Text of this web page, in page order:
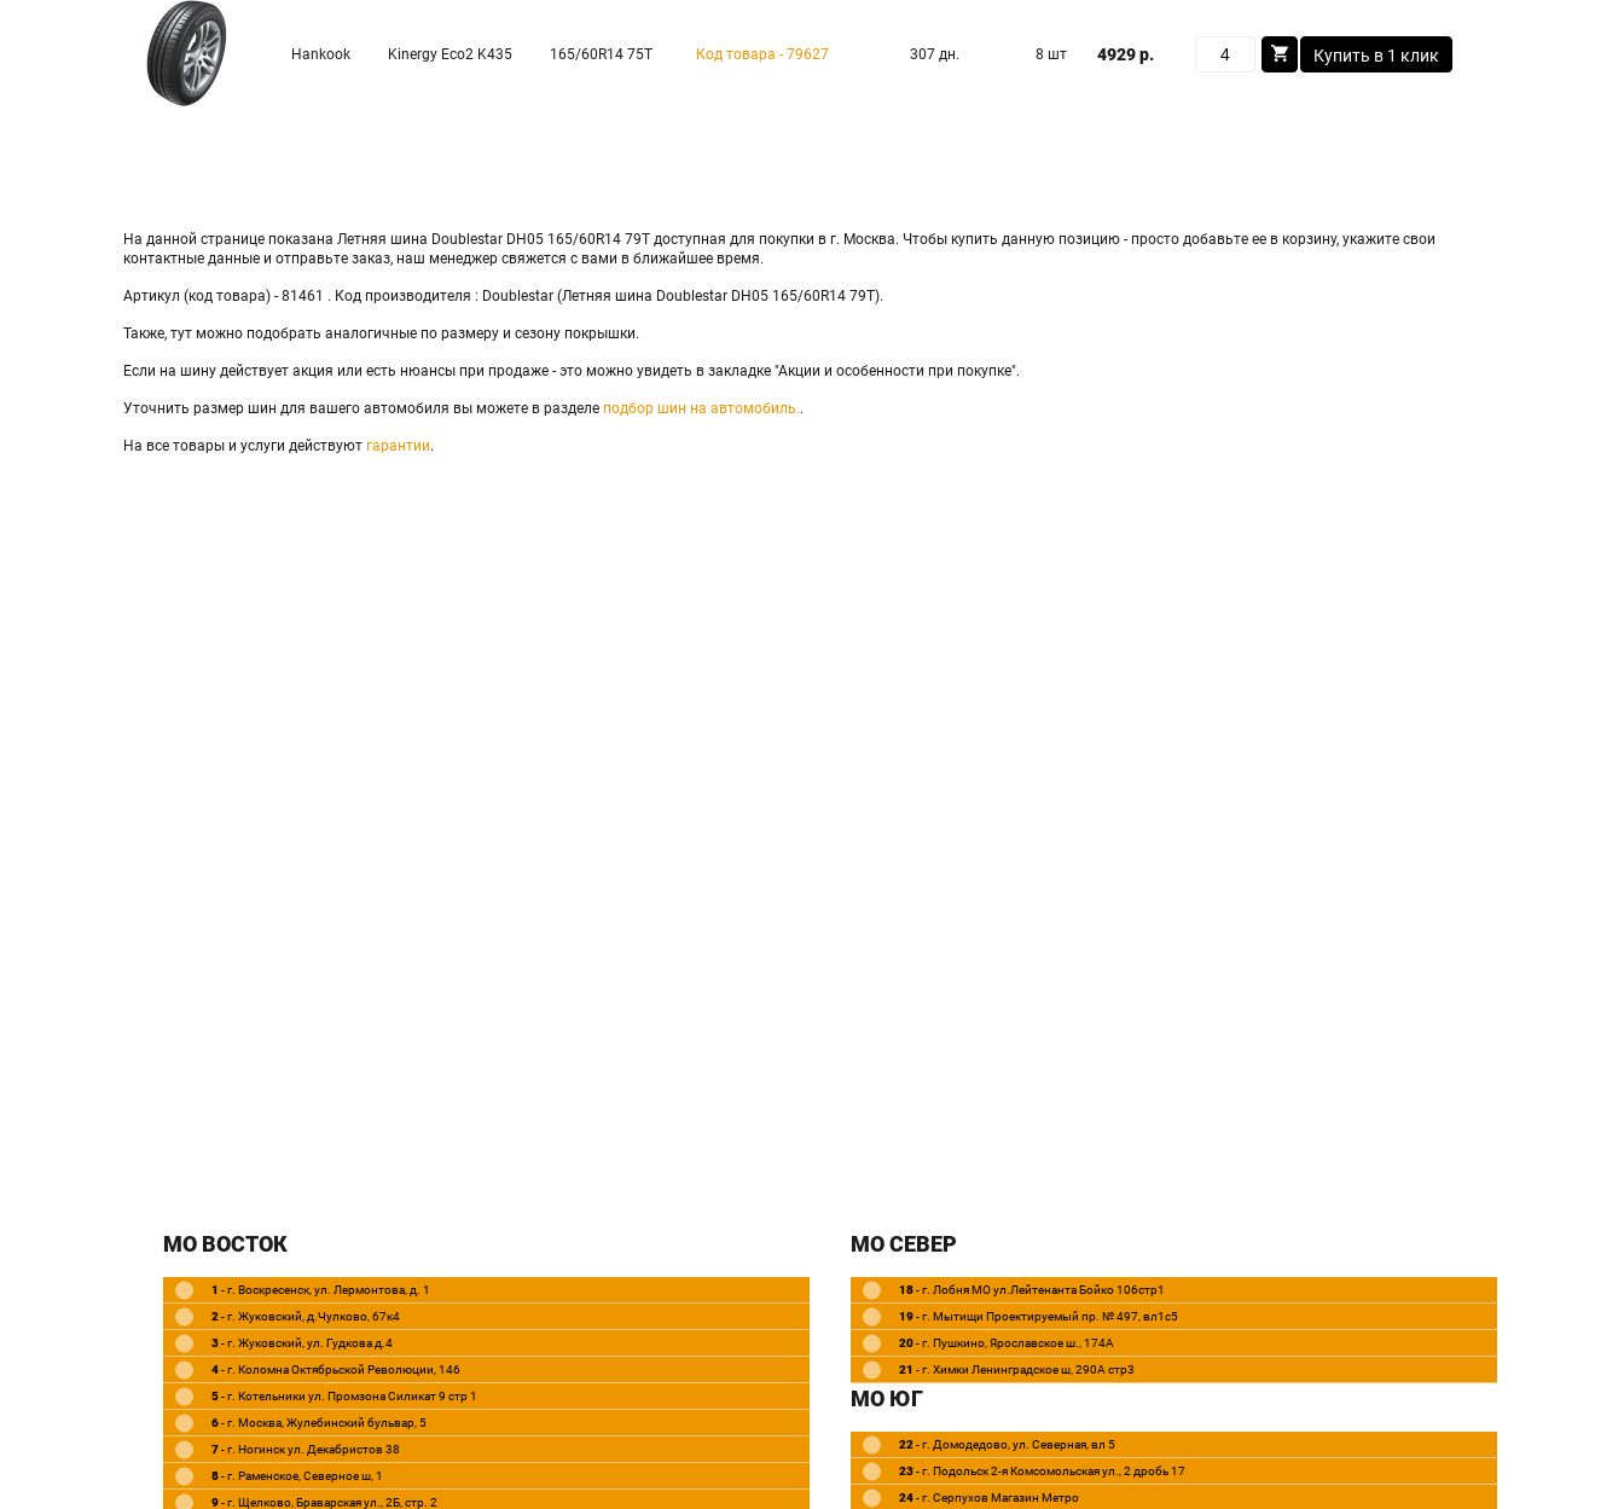
Hankook Kinergy Eco2 K435 165/60R14 75T Код товара - 79627 307 дн. 8 шт 4929 р. Купить в 1 клик
На данной странице показана Летняя шина Doublestar DH05 165/60R14 79T доступная для покупки в г. Москва. Чтобы купить данную позицию - просто добавьте ее в корзину, укажите свои
контактные данные и отправьте заказ, наш менеджер свяжется с вами в ближайшее время.
Артикул (код товара) - 81461 . Код производителя : Doublestar (Летняя шина Doublestar DH05 165/60R14 79T).
Также, тут можно подобрать аналогичные по размеру и сезону покрышки.
Если на шину действует акция или есть нюансы при продаже - это можно увидеть в закладке "Акции и особенности при покупке".
Уточнить размер шин для вашего автомобиля вы можете в разделе подбор шин на автомобиль..
На все товары и услуги действуют гарантии.
МО ВОСТОК
1 - г. Воскресенск, ул. Лермонтова, д. 1
2- г. Жуковский, д.Чулково, 67к4
3- г. Жуковский, ул. Гудкова д.4
4- г. Коломна Октябрьской Революции, 146
5- г. Котельники ул. Промзона Силикат 9 стр 1
6- г. Москва, Жулебинский бульвар, 5
7- г. Ногинск ул. Декабристов 38
8- г. Раменское, Северное ш, 1
9- г. Щелково, Браварская ул., 2Б, стр. 2
МО СЕВЕР
18- г. Лобня МО ул.Лейтенанта Бойко 106стр1
19- г. Мытищи Проектируемый пр. № 497, вл1с5
20- г. Пушкино, Ярославское ш., 174А
21 - г. Химки Ленинградское ш, 290А стр3
МО ЮГ
22- г. Домодедово, ул. Северная, вл 5
23- г. Подольск 2-я Комсомольская ул., 2 дробь 17
24- г. Серпухов Магазин Метро